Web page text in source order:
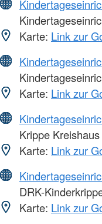
Karte: Link zur
Karte: Link zur
Krippe Kreishaus
Karte: Link zur
DRK-
Karte: Link zur